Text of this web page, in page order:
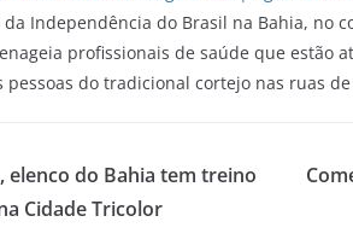
da Independência do Brasil na Bahia, no
profissionais de saúde que estão
pessoas do tradicional cortejo nas ruas
elenco do Bahia tem treino
Cidade Tricolor